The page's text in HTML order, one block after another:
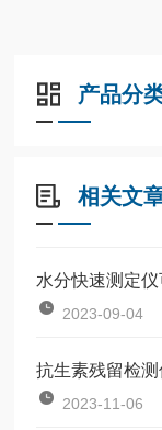
产品分
相关文
2023-09-04
抗生素残留检
2023-11-06